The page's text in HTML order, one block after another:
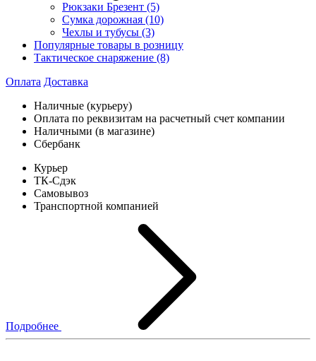
Рюкзаки Брезент (5)
Сумка дорожная (10)
Чехлы и тубусы (3)
Популярные товары в розницу
Тактическое снаряжение (8)
Оплата Доставка
Наличные (курьеру)
Оплата по реквизитам на расчетный счет компании
Наличными (в магазине)
Сбербанк
Курьер
ТК-Сдэк
Самовывоз
Транспортной компанией
Подробнее